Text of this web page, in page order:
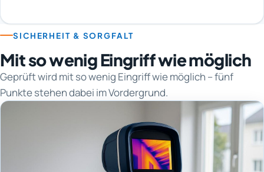
SICHERHEIT & SORGFALT
Mit so wenig Eingriff wie möglich
Geprüft wird mit so wenig Eingriff wie möglich – fünf
Punkte stehen dabei im Vordergrund.